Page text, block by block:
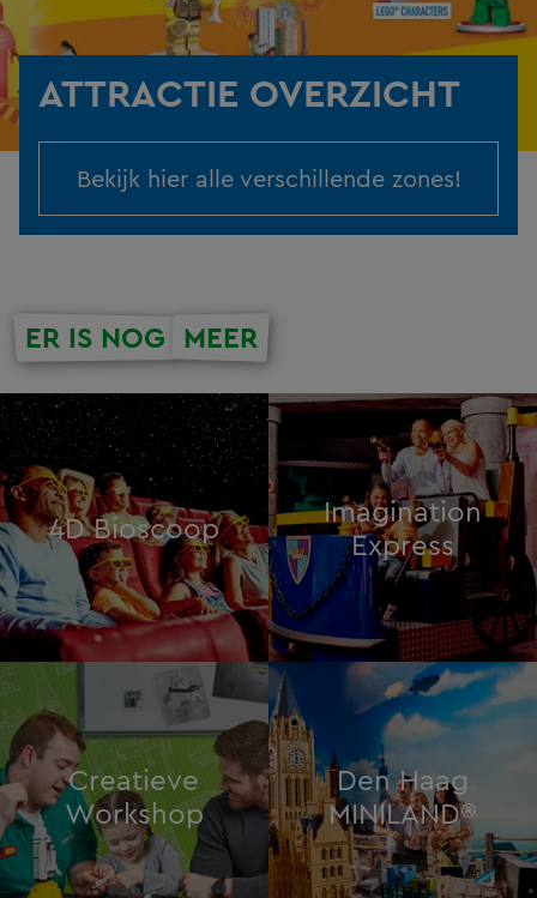
ATTRACTIE OVERZICHT
Bekijk hier alle verschillende zones!
ER IS NOG MEER
4D Bioscoop
Imagination
Express
Creatieve
Workshop
Den Haag
MINILAND®